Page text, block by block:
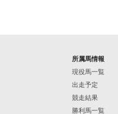
所属馬情報
現役馬一覧
出走予定
競走結果
勝利馬一覧